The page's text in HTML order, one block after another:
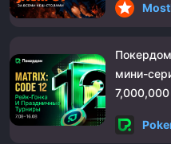
мини-